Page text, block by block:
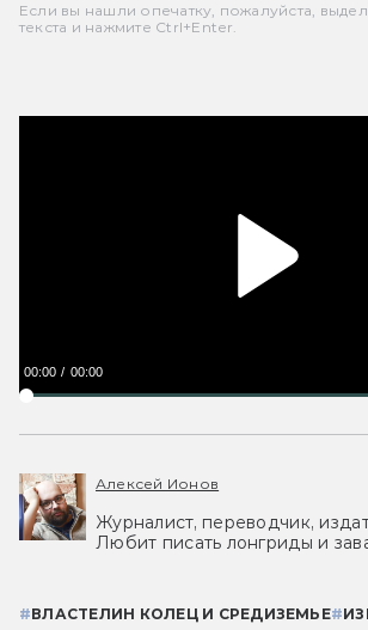
Если вы нашли опечатку, пожалуйста,
текста и нажмите Ctrl+Enter.
00:00 00:00
Алексей Ионов
Журналист, переводчик,
Любит писать лонгриды и
#ВЛАСТЕЛИН КОЛЕЦ И СРЕДИЗЕМЬЕ#